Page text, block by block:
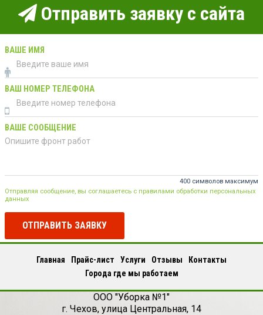
Отправить заявку с сайта
ВАШЕ ИМЯ
ВАШ НОМЕР ТЕЛЕФОНА
ВАШЕ СООБЩЕНИЕ
400 символов максимум
Отправляя сообщение, вы соглашаетесь с правилами обработки персональных
данных
ОТПРАВИТЬ ЗАЯВКУ
Главная Прайс-лист Услуги Отзывы
Контакты
Города где мы работаем
ООО "Уборка №1"
г. Чехов, улица Центральная, 14